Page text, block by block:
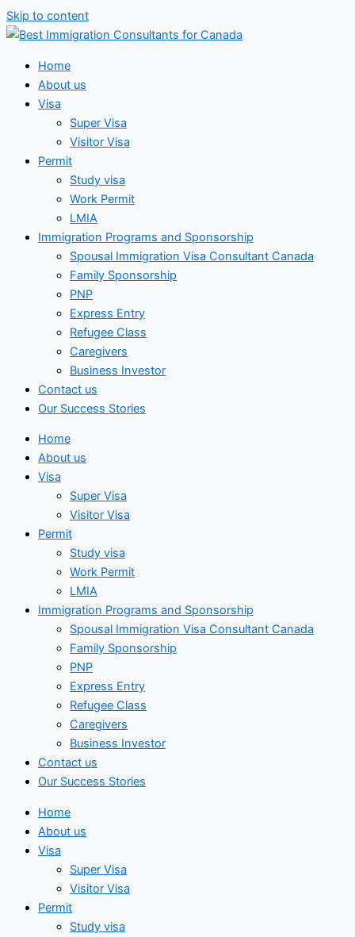
Skip to content
Home
About us
Visa
Super Visa
Visitor Visa
Permit
Study visa
Work Permit
LMIA
Immigration Programs and Sponsorship
Spousal Immigration Visa Consultant Canada
Family Sponsorship
PNP
Express Entry
Refugee Class
Caregivers
Business Investor
Contact us
Our Success Stories
Home
About us
Visa
Super Visa
Visitor Visa
Permit
Study visa
Work Permit
LMIA
Immigration Programs and Sponsorship
Spousal Immigration Visa Consultant Canada
Family Sponsorship
PNP
Express Entry
Refugee Class
Caregivers
Business Investor
Contact us
Our Success Stories
Home
About us
Visa
Super Visa
Visitor Visa
Permit
Study visa